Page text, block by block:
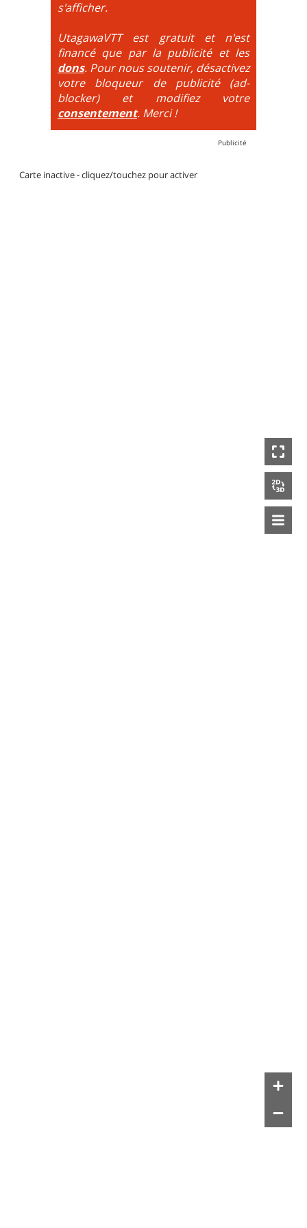
La montée est faite via navette ou remontée
mécanique. La difficulté de la descente est indiquée
par des couleurs lorsqu'il s'agit de bikeparks. Vélo
tout suspendu et protections du corps obligatoires.
s'afficher.
UtagawaVTT est gratuit et n'est
financé que par la publicité et les
dons. Pour nous soutenir, désactivez
votre bloqueur de publicité (ad-
blocker) et modifiez votre
consentement. Merci !